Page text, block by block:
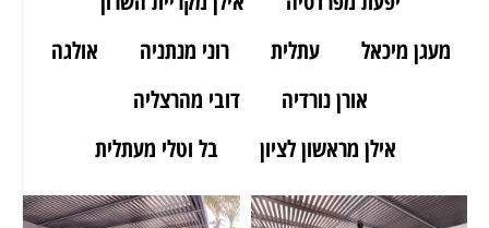
מעגן מיכאל
עתלית רוני מנתניה
אולגה
אורן נורדיה
דובי מהרצליה
אילן מראשון לציון
בל וטלי מעתלית